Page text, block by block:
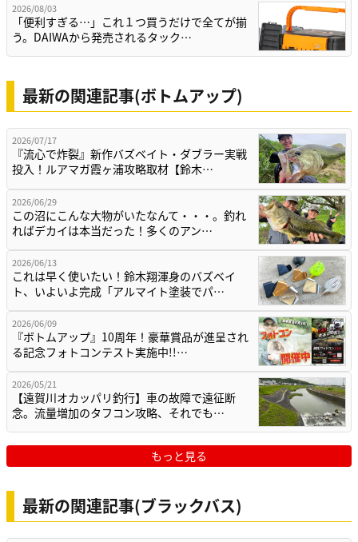
2026/08/03
「便利すぎる…」これ１つ買うだけで全てが揃
う。DAIWAから発売されるタック…
最新の関連記事(ボトムアップ)
2026/07/17
『流心で炸裂』新作バズベイト・ダブラー実戦
投入！ルアマガ霞ヶ浦攻略取材【鈴木…
2026/06/29
この沼にこんな大物がいたなんて・・・。釣れ
ればデカイは本当だった！多くのアン…
2026/06/13
これは早く使いたい！鈴木翔渾身のバズベイ
ト、いよいよ完成「アルマイト塗装でパ…
2026/06/09
『ボトムアップ』10周年！豪華賞品が進呈され
る記念フォトコンテスト実施中!!…
2026/05/21
【遠賀川オカッパリ釣行】車の故障で遠征断
念。流量増加のタフコン攻略、それでも…
もっと見る
最新の関連記事(ブラックバス)